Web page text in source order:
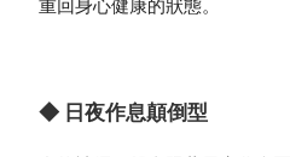
重回身心健康的狀態。
◆ 日夜作息顛倒型